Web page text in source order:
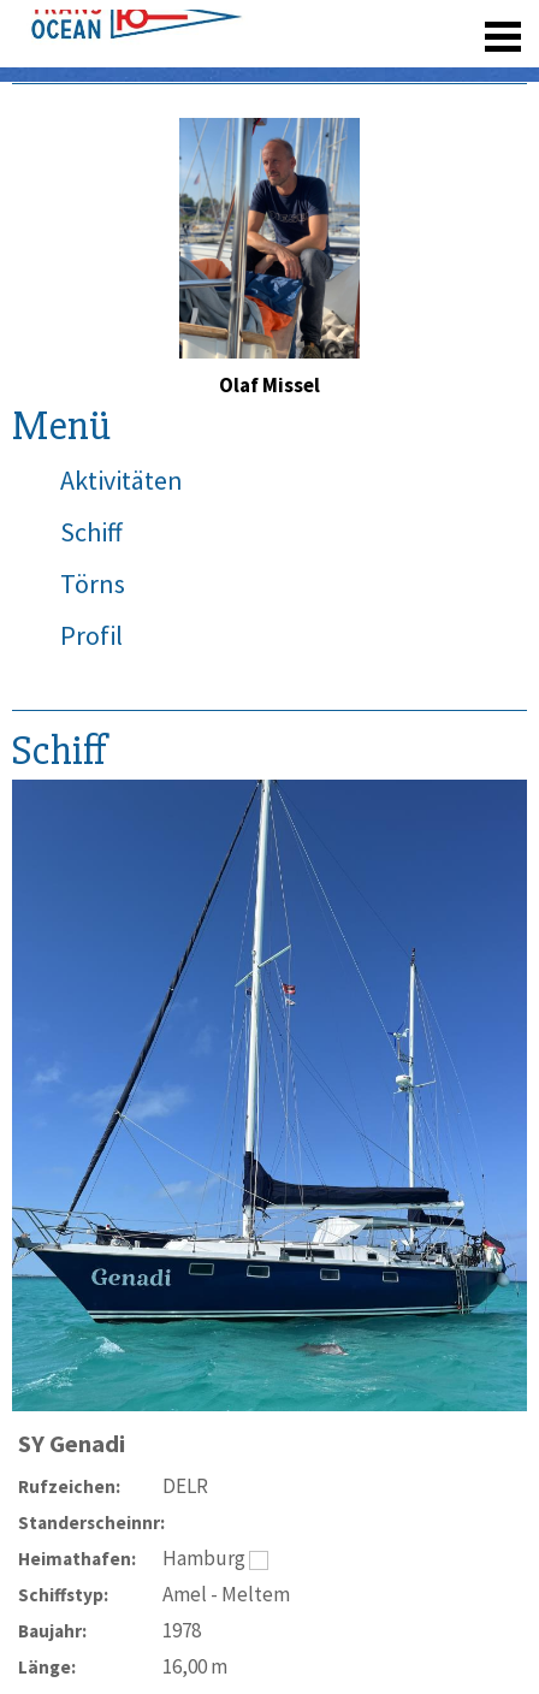
Olaf Missel
Menü
Aktivitäten
Schiff
Törns
Profil
Schiff
SYGenadi
Rufzeichen: DELR
Standerscheinnr:
Heimathafen:
Hamburg
Schiffstyp: Amel - Meltem
Baujahr: 1978
Länge: 16,00m